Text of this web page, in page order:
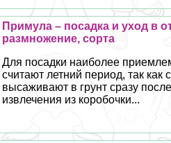
Примула – посадка и уход в
размножение, сорта
Для посадки наиболее
считают летний период, так как
высаживают в грунт сразу после
извлечения из коробочки...